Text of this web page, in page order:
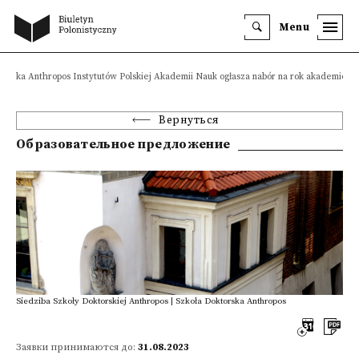
Menu
Anthropos Instytutów Polskiej Akademii Nauk ogłasza nabór na rok akademicki
Вернуться
Образовательное предложение
Siedziba Szkoły Doktorskiej Anthropos | Szkoła Doktorska Anthropos
Заявки принимаются до: 31.08.2023